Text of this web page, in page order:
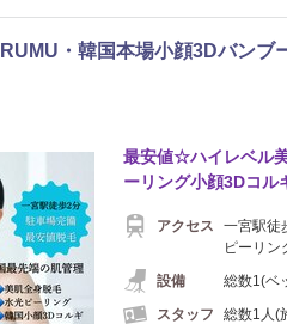
・韓国本場小顔3Dバンブ
最安値☆ハイレベル
ーリング小顔3Dコル
アクセス
一宮駅徒
ピーリン
設備
総数1(ベ
スタッフ
総数1人(